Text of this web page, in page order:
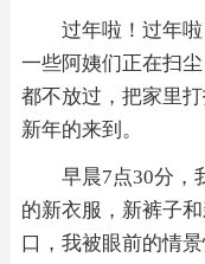
过年啦！过年
一些阿姨们正在扫
都不放过，把家里
新年的来到。
早晨7点30分，
的新衣服，新裤子
口，我被眼前的情